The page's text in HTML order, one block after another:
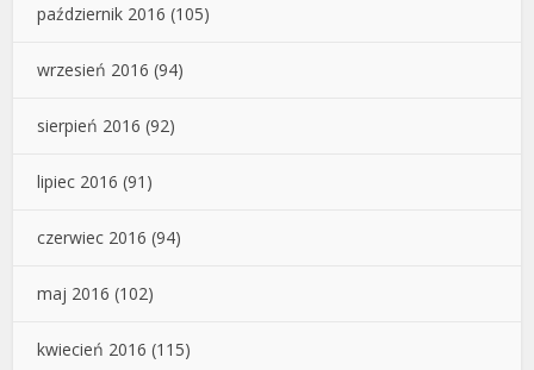
październik 2016 (105)
wrzesień 2016 (94)
sierpień 2016 (92)
lipiec 2016 (91)
czerwiec 2016 (94)
maj 2016 (102)
kwiecień 2016 (115)